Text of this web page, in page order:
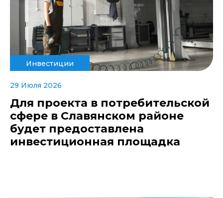
Инвестиции
29 Июля 2026
Для проекта в потребительской
сфере в Славянском районе
будет предоставлена
инвестиционная площадка